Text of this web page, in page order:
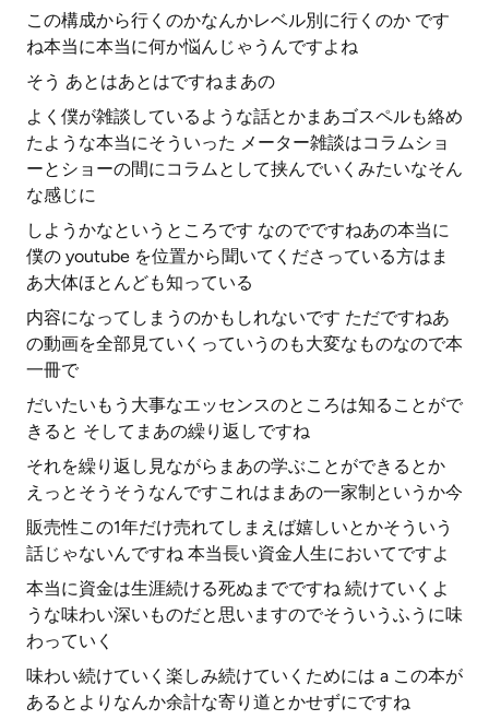
この構成から行くのかなんかレベル別に行くのか です
ね本当に本当に何か悩んじゃうんですよね
そう あとはあとはですねまあの
よく僕が雑談しているような話とかまあゴスペルも絡め
たような本当にそういった メーター雑談はコラムショ
ーとショーの間にコラムとして挟んでいくみたいなそん
な感じに
しようかなというところです なのでですねあの本当に
僕の youtube を位置から聞いてくださっている方はま
あ大体ほとんども知っている
内容になってしまうのかもしれないです ただですねあ
の動画を全部見ていくっていうのも大変なものなので本
一冊で
だいたいもう大事なエッセンスのところは知ることがで
きると そしてまあの繰り返しですね
それを繰り返し見ながらまあの学ぶことができるとか
えっとそうそうなんですこれはまあの一家制というか今
販売性この1年だけ売れてしまえば嬉しいとかそういう
話じゃないんですね 本当長い資金人生においてですよ
本当に資金は生涯続ける死ぬまでですね 続けていくよ
うな味わい深いものだと思いますのでそういうふうに味
わっていく
味わい続けていく楽しみ続けていくためには a この本が
あるとよりなんか余計な寄り道とかせずにですね